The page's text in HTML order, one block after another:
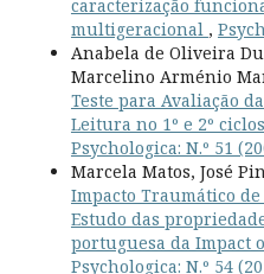
caracterização
multigeracional ,
Anabela de Oliveira
Marcelino Arménio
Teste para Avaliação
Leitura no 1º e 2º
Psychologica: N.º 51
Marcela Matos, José
Impacto Traumático
Estudo das
portuguesa da Impact
Psychologica: N.º 54